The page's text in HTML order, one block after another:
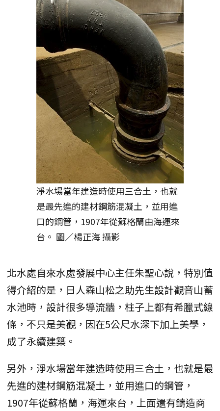
淨水場當年建造時使用三合土，也就
是最先進的建材鋼筋混凝土，並用進
口的鋼管，1907年從蘇格蘭由海運來
台。 圖／楊正海 攝影
北水處自來水處發展中心主任朱聖心說，特別值
得介紹的是，日人森山松之助先生設計觀音山蓄
水池時，設計很多導流牆，柱子上都有希臘式線
條，不只是美觀，因在5公尺水深下加上美學，
成了永續建築。
另外，淨水場當年建造時使用三合土，也就是最
先進的建材鋼筋混凝土，並用進口的鋼管，
1907年從蘇格蘭，海運來台，上面還有鑄造商